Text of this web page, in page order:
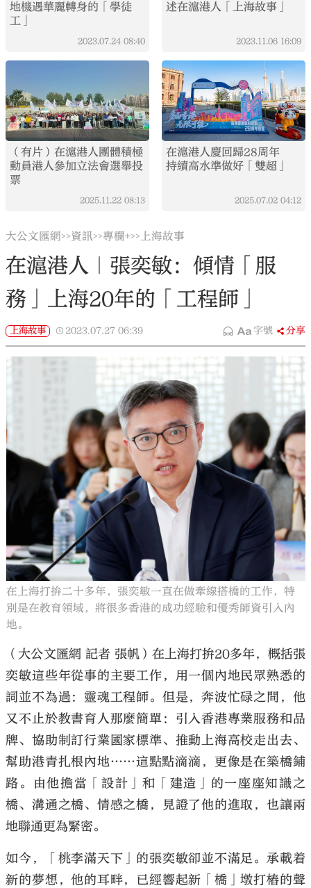
地機遇華麗轉身的「學徒
工」
2023.07.24 08:40
述在滬港人「上海故事」
2023.11.06 16:09
（有片）在滬港人團體積極
動員港人參加立法會選舉投
票
2025.11.22 08:13
在滬港人慶回歸28周年
持續高水準做好「雙超」
2025.07.02 04:12
大公文匯網>>資訊>>專欄+>> 上海故事
在滬港人｜張奕敏：傾情「服
務」上海20年的「工程師」
上海故事 2023.07.27 06:39 字號 分享
在上海打拚二十多年，張奕敏一直在做牽線搭橋的工作，特
別是在教育領域，將很多香港的成功經驗和優秀師資引入內
地。
（大公文匯網 記者 張帆）在上海打拚20多年，概括張
奕敏這些年從事的主要工作，用一個內地民眾熟悉的
詞並不為過：靈魂工程師。但是，奔波忙碌之間，他
又不止於教書育人那麼簡單：引入香港專業服務和品
牌、協助制訂行業國家標準、推動上海高校走出去、
幫助港青扎根內地……這點點滴滴，更像是在築橋鋪
路。由他擔當「設計」和「建造」的一座座知識之
橋、溝通之橋、情感之橋，見證了他的進取，也讓兩
地聯通更為緊密。
如今，「桃李滿天下」的張奕敏卻並不滿足。承載着
新的夢想，他的耳畔，已經響起新「橋」墩打樁的聲